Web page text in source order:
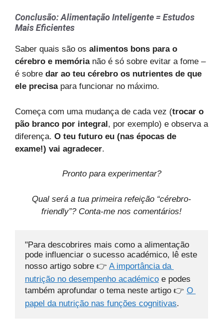
Conclusão: Alimentação Inteligente = Estudos
Mais Eficientes
Saber quais são os alimentos bons para o
cérebro e memórianão é só sobre evitar a fome –
é sobre dar ao teu cérebro os nutrientes de que
ele precisapara funcionar no máximo.
Começa com uma mudança de cada vez (trocar o
pão branco por integral, por exemplo) e observa a
diferença. O teu futuro eu (nas épocas de
exame!) vai agradecer.
Pronto para experimentar?
Qual será a tua primeira refeição “cérebro-
friendly”? Conta-me nos comentários!
"Para descobrires mais como a alimentação
pode influenciar o sucesso académico, lê este
nosso artigo sobre 👉 A importância da
nutrição no desempenho académico e podes
também aprofundar o tema neste artigo 👉 O
papel da nutrição nas funções cognitivas.